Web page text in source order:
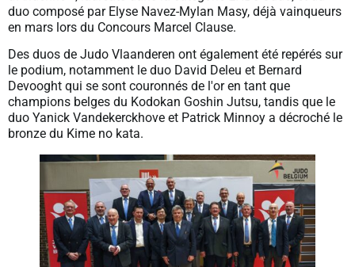
duo composé par Elyse Navez-Mylan Masy, déjà vainqueurs
en mars lors du Concours Marcel Clause.
Des duos de Judo Vlaanderen ont également été repérés sur
le podium, notamment le duo David Deleu et Bernard
Devooght qui se sont couronnés de l'or en tant que
champions belges du Kodokan Goshin Jutsu, tandis que le
duo Yanick Vandekerckhove et Patrick Minnoy a décroché le
bronze du Kime no kata.